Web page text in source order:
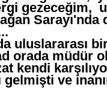
gezeceğim,
uluslararası
orada müdür
kendi
gelmişti ve